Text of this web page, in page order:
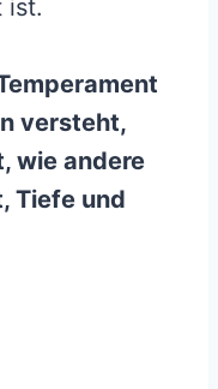
ist.
versteht,
wie andere
Tiefe und